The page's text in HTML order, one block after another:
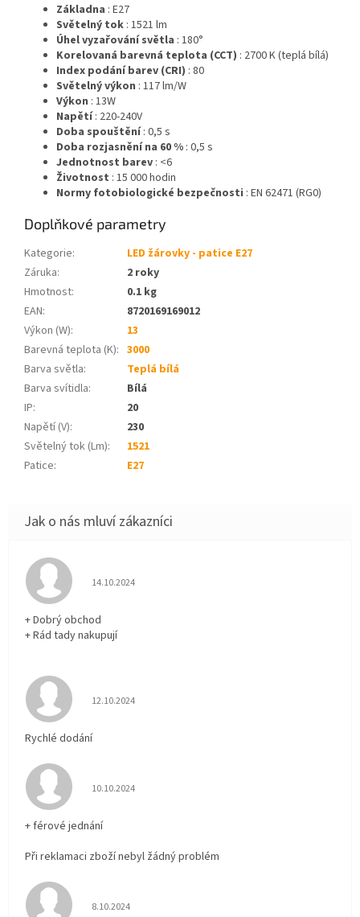
Základna : E27
Světelný tok : 1521 lm
Úhel vyzařování světla : 180°
Korelovaná barevná teplota (CCT) : 2700 K (teplá bílá)
Index podání barev (CRI) : 80
Světelný výkon : 117 lm/W
Výkon : 13W
Napětí: 220-240V
Doba spouštění: 0,5 s
Doba rozjasnění na 60 % : 0,5 s
Jednotnost barev : <6
Životnost : 15 000 hodin
Normy fotobiologické bezpečnosti : EN 62471 (RG0)
Doplňkové parametry
Kategorie:
LED žárovky - patice E27
Záruka:
2 roky
Hmotnost:
0.1 kg
EAN:
8720169169012
Výkon (W):
13
Barevná teplota (K): 3000
Barva světla:
Teplá bílá
Barva svítidla:
Bílá
IP:
20
Napětí (V):
230
Světelný tok (Lm):
1521
Patice: E27
Hodnocení obchodu je 5 z 5 hvězdiček.
14.10.2024
+ Dobrý obchod
+ Rád tady nakupují
Hodnocení obchodu je 5 z 5 hvězdiček.
12.10.2024
Rychlé dodání
Hodnocení obchodu je 5 z 5 hvězdiček.
10.10.2024
+ férové jednání
Při reklamaci zboží nebyl žádný problém
Hodnocení obchodu je 5 z 5 hvězdiček.
8.10.2024